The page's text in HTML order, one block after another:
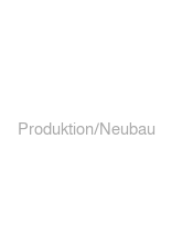
Produktion/
Produktion/Neubau